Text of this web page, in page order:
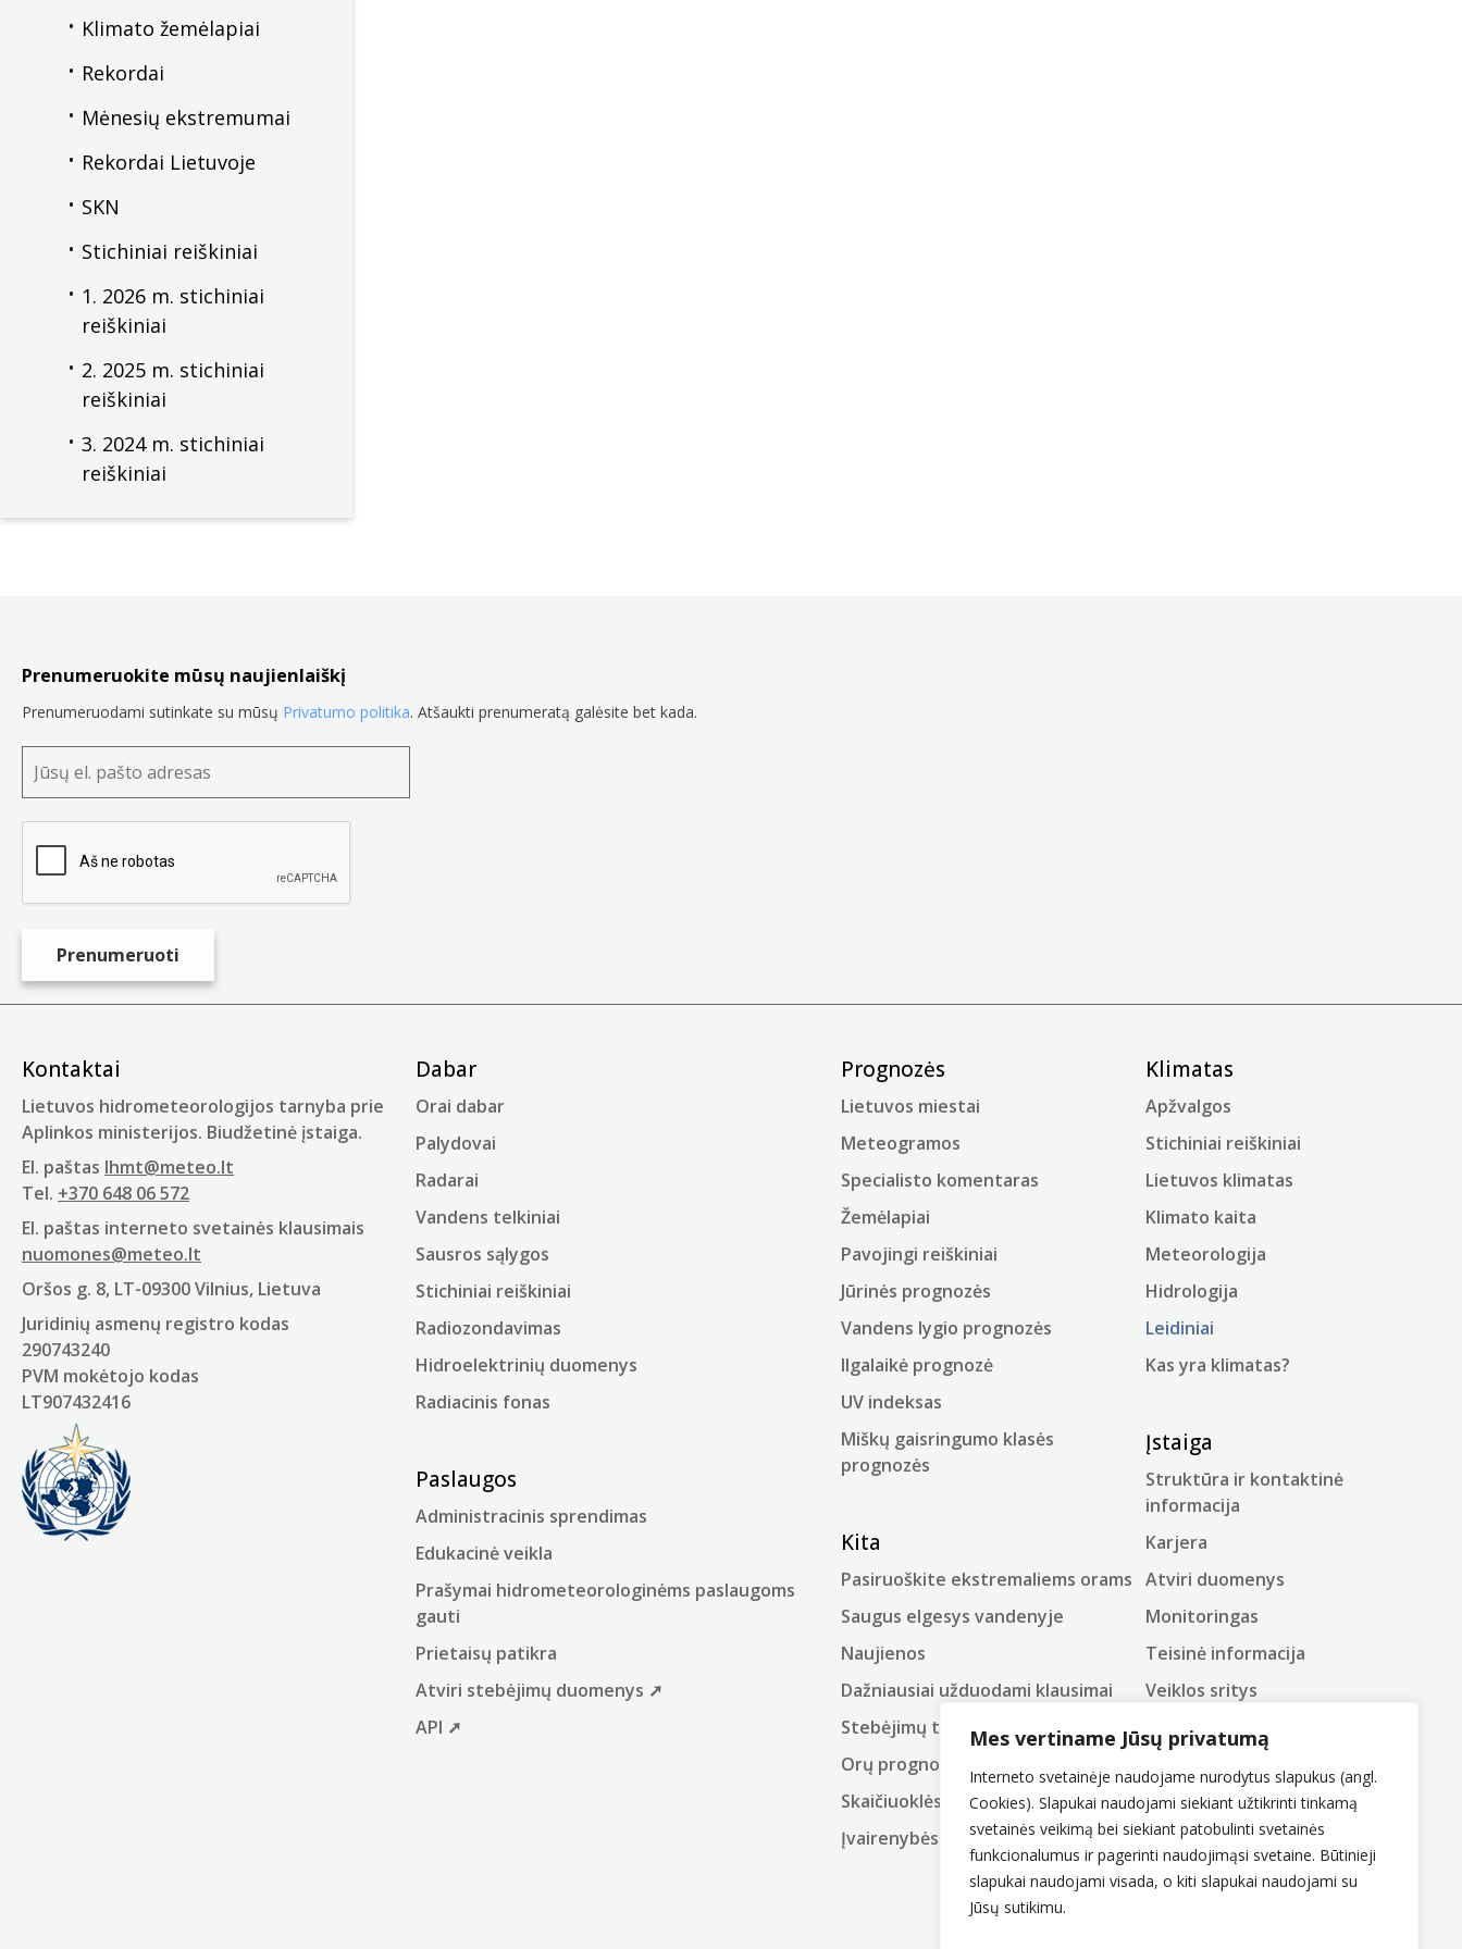
Mes vertiname Jūsų privatumą
Interneto svetainėje naudojame nurodytus slapukus (angl.
Cookies). Slapukai naudojami siekiant užtikrinti tinkamą
svetainės veikimą bei siekiant patobulinti svetainės
funkcionalumus ir pagerinti naudojimąsi svetaine. Būtinieji
slapukai naudojami visada, o kiti slapukai naudojami su
Jūsų sutikimu.
Klimato žemėlapiai
Rekordai
Mėnesių ekstremumai
Rekordai Lietuvoje
SKN
Stichiniai reiškiniai
1. 2026 m. stichiniai
reiškiniai
2. 2025 m. stichiniai
reiškiniai
3. 2024 m. stichiniai
reiškiniai
Prenumeruokite mūsų naujienlaiškį
Prenumeruodami sutinkate su mūsų Privatumo politika. Atšaukti prenumeratą galėsite bet kada.
Kontaktai
Lietuvos hidrometeorologijos tarnyba prie
Aplinkos ministerijos. Biudžetinė įstaiga.
El. paštas lhmt@meteo.lt
Tel. +370 648 06 572
El. paštas interneto svetainės klausimais
nuomones@meteo.lt
Oršos g. 8, LT-09300 Vilnius, Lietuva
Juridinių asmenų registro kodas
290743240
PVM mokėtojo kodas
LT907432416
Dabar
Orai dabar
Palydovai
Radarai
Vandens telkiniai
Sausros sąlygos
Stichiniai reiškiniai
Radiozondavimas
Hidroelektrinių duomenys
Radiacinis fonas
Paslaugos
Administracinis sprendimas
Edukacinė veikla
Prašymai hidrometeorologinėms paslaugoms
gauti
Prietaisų patikra
Atviri stebėjimų duomenys ➚
API ➚
Prognozės
Lietuvos miestai
Meteogramos
Specialisto komentaras
Žemėlapiai
Pavojingi reiškiniai
Jūrinės prognozės
Vandens lygio prognozės
Ilgalaikė prognozė
UV indeksas
Miškų gaisringumo klasės
prognozės
Kita
Pasiruoškite ekstremaliems orams
Saugus elgesys vandenyje
Naujienos
Dažniausiai užduodami klausimai
Stebėjimų tinklas
Orų prognozių žodynas
Skaičiuoklės
Įvairenybės
Klimatas
Apžvalgos
Stichiniai reiškiniai
Lietuvos klimatas
Klimato kaita
Meteorologija
Hidrologija
Leidiniai
Kas yra klimatas?
Įstaiga
Struktūra ir kontaktinė
informacija
Karjera
Atviri duomenys
Monitoringas
Teisinė informacija
Veiklos sritys
Korupcijos prevencija
Administracinė informacija
Konsultavimasis su visuomene
Nuorodos